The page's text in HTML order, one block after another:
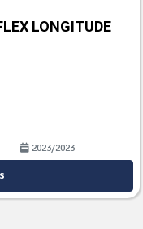
LONGITUDE
2023/2023